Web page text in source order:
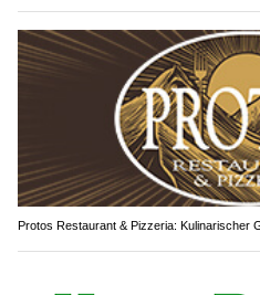
Protos Restaurant & Pizzeria: Kulinarischer